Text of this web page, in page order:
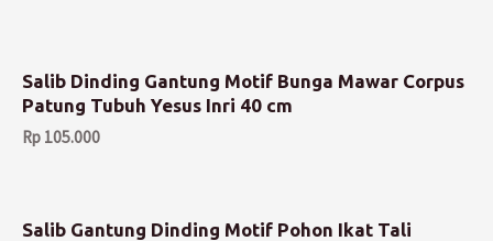
Salib Dinding Gantung Motif Bunga Mawar Corpus
Patung Tubuh Yesus Inri 40 cm
Rp 105.000
Salib Gantung Dinding Motif Pohon Ikat Tali